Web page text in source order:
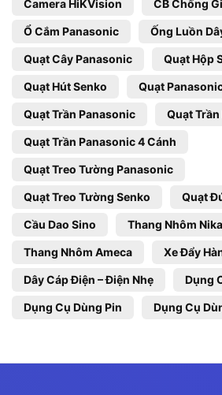
Camera HiKVision CB Chống
Ổ Cắm Panasonic Ống Luồn
Quạt Cây Panasonic Quạt Hộp
Quạt Hút Senko Quạt
Quạt Trần Panasonic Quạt
Quạt Trần Panasonic 4 Cánh
Quạt Treo Tường Panasonic
Quạt Treo Tường Senko Quạt
Cầu Dao Sino Thang Nhôm
Thang Nhôm Ameca Xe Đẩy
Dây Cáp Điện – Điện Nhẹ Dụng
Dụng Cụ Dùng Pin Dụng Cụ